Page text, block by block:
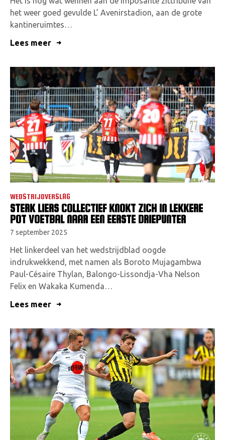
het weer goed gevulde L’ Avenirstadion, aan de grote
kantineruimtes…
Lees meer
WEDSTRIJDVERSLAG
STERK LIERS COLLECTIEF KNOKT ZICH IN LEKKERE
POT VOETBAL NAAR EEN EERSTE DRIEPUNTER
7 september 2025
Het linkerdeel van het wedstrijdblad oogde
indrukwekkend, met namen als Boroto Mujagambwa
Paul-Césaire Thylan, Balongo-Lissondja-Vha Nelson
Felix en Wakaka Kumenda…
Lees meer